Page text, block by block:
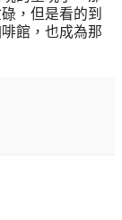
，但是看的到
館，也成為那